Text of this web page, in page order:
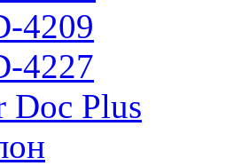
4209
4227
Doc Plus